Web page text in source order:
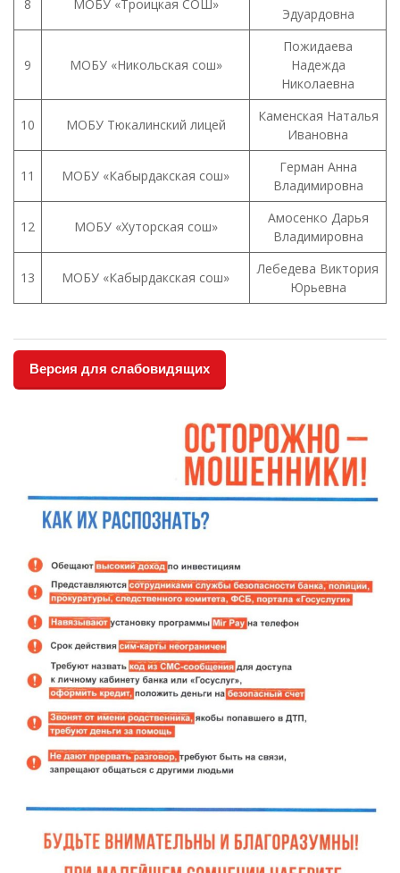
8 МОБУ «Троицкая СОШ»
Эдуардовна
9 МОБУ «Никольская сош»
Пожидаева
Надежда
Николаевна
10 МОБУ Тюкалинский лицей
Каменская Наталья
Ивановна
11 МОБУ «Кабырдакская сош»
Герман Анна
Владимировна
12 МОБУ «Хуторская сош»
Амосенко Дарья
Владимировна
13 МОБУ «Кабырдакская сош»
Лебедева Виктория
Юрьевна
Версия для слабовидящих